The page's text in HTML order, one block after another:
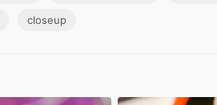
closeup